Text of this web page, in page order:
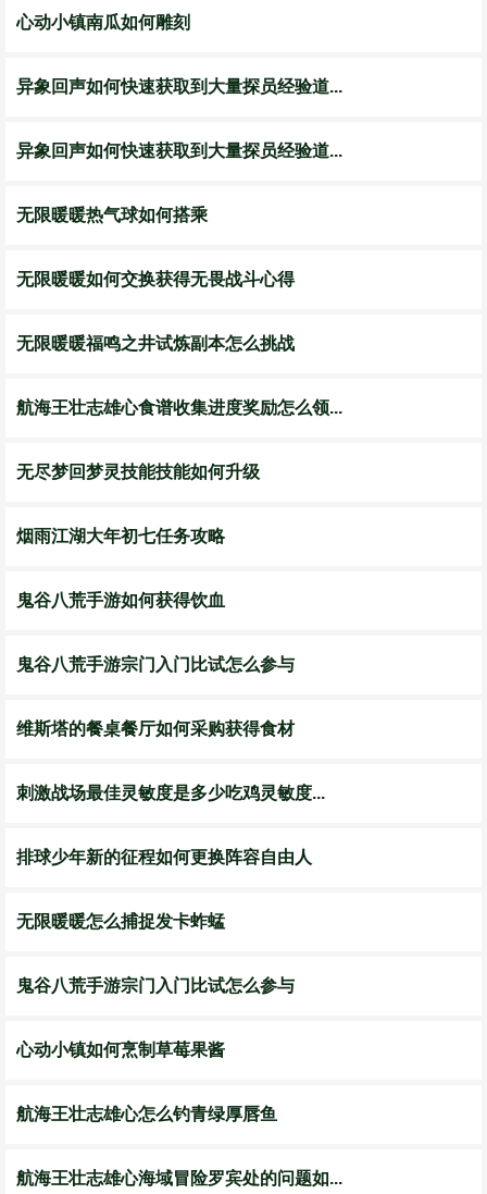
心动小镇南瓜如何雕刻
异象回声如何快速获取到大量探员经验道...
异象回声如何快速获取到大量探员经验道...
无限暖暖热气球如何搭乘
无限暖暖如何交换获得无畏战斗心得
无限暖暖福鸣之井试炼副本怎么挑战
航海王壮志雄心食谱收集进度奖励怎么领...
无尽梦回梦灵技能技能如何升级
烟雨江湖大年初七任务攻略
鬼谷八荒手游如何获得饮血
鬼谷八荒手游宗门入门比试怎么参与
维斯塔的餐桌餐厅如何采购获得食材
刺激战场最佳灵敏度是多少吃鸡灵敏度...
排球少年新的征程如何更换阵容自由人
无限暖暖怎么捕捉发卡蚱蜢
鬼谷八荒手游宗门入门比试怎么参与
心动小镇如何烹制草莓果酱
航海王壮志雄心怎么钓青绿厚唇鱼
航海王壮志雄心海域冒险罗宾处的问题如...